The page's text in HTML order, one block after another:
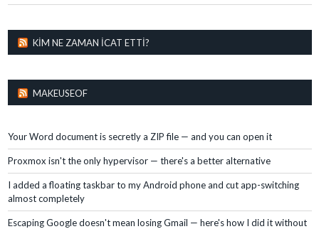
KIM NE ZAMAN İCAT ETTI?
MAKEUSEOF
Your Word document is secretly a ZIP file — and you can open it
Proxmox isn't the only hypervisor — there's a better alternative
I added a floating taskbar to my Android phone and cut app-switching
almost completely
Escaping Google doesn't mean losing Gmail — here's how I did it without